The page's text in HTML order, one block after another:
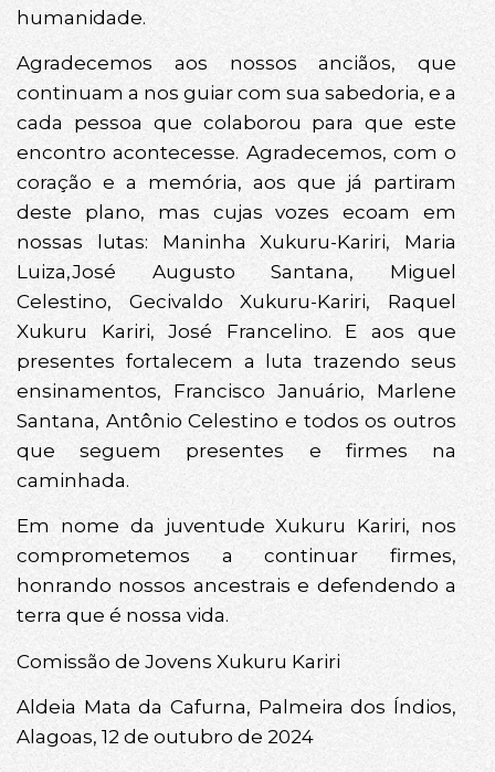
humanidade.
Agradecemos aos nossos anciãos, que
continuam a nos guiar com sua sabedoria, e a
cada pessoa que colaborou para que este
encontro acontecesse. Agradecemos, com o
coração e a memória, aos que já partiram
deste plano, mas cujas vozes ecoam em
nossas lutas: Maninha Xukuru-Kariri, Maria
Luiza,José Augusto Santana, Miguel
Celestino, Gecivaldo Xukuru-Kariri, Raquel
Xukuru Kariri, José Francelino. E aos que
presentes fortalecem a luta trazendo seus
ensinamentos, Francisco Januário, Marlene
Santana, Antônio Celestino e todos os outros
que seguem presentes e firmes na
caminhada.
Em nome da juventude Xukuru Kariri, nos
comprometemos a continuar firmes,
honrando nossos ancestrais e defendendo a
terra que é nossa vida.
Comissão de Jovens Xukuru Kariri
Aldeia Mata da Cafurna, Palmeira dos Índios,
Alagoas, 12 de outubro de 2024